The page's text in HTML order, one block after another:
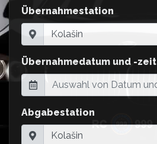
Übernahmestation
Übernahmedatum und -zeit
Abgabestation